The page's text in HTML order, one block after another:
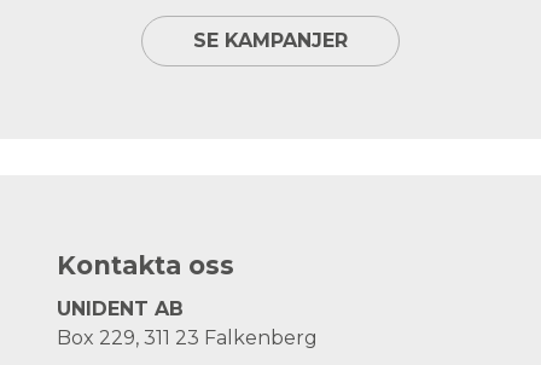
SE KAMPANJER
Kontakta oss
UNIDENT AB
Box 229, 311 23 Falkenberg